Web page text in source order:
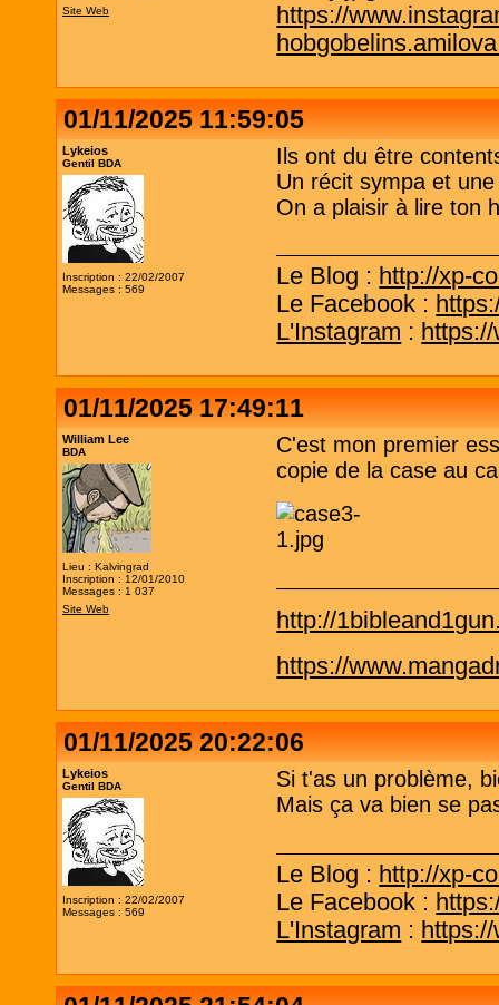
Site Web
https://
01/11/2025 11:59:05
Lykeios
Gentil BDA
Inscription : 22/02/2007
Messages : 569
Ils ont du être
Un récit sympa et
On a plaisir à lire ton
Le Blog : http://xp-
Le Facebook :
L'Instagram :
01/11/2025 17:49:11
William Lee
BDA
Lieu : Kalvingrad
Inscription : 12/01/2010
Messages : 1 037
Site Web
C'est mon premier
copie de la case au
http://
https://
01/11/2025 20:22:06
Lykeios
Gentil BDA
Inscription : 22/02/2007
Messages : 569
Si t'as un problème,
Mais ça va bien se
Le Blog : http://xp-
Le Facebook :
L'Instagram :